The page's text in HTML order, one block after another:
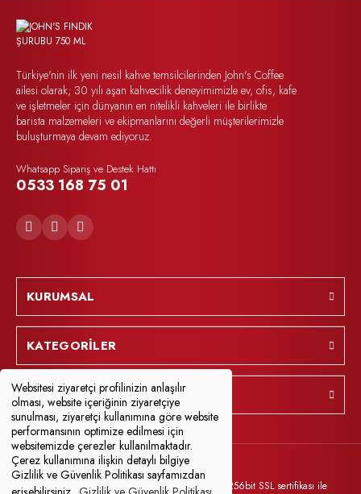
Websitesi ziyaretçi profilinizin anlaşılır
olması, website içeriğinin ziyaretçiye
sunulması, ziyaretçi kullanımına göre website
performansının optimize edilmesi için
websitemizde çerezler kullanılmaktadır.
Çerez kullanımına ilişkin detaylı bilgiye
Gizlilik ve Güvenlik Politikası sayfamızdan
Türkiye'nin ilk yeni nesil kahve temsilcilerinden John's Coffee
ailesi olarak; 30 yılı aşan kahvecilik deneyimimizle ev, ofis, kafe
ve işletmeler için dünyanın en nitelikli kahveleri ile birlikte
barista malzemeleri ve ekipmanlarını değerli müşterilerimizle
buluşturmaya devam ediyoruz.
Whatsapp Sipariş ve Destek Hattı
0533 168 75 01
KURUMSAL
KATEGORİLER
YARDIM
© Tüm Hakları Saklıdır. Kredi kartı bilgileriniz 256bit SSL sertifikası ile